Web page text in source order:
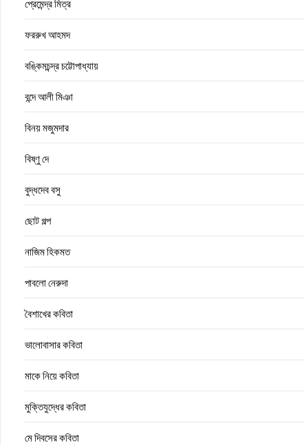
প্রেমেন্দ্র মিত্র
ফররুখ আহমদ
বঙ্কিমচন্দ্র চট্টোপাধ্যায়
বন্দে আলী মিঞা
বিনয় মজুমদার
বিষ্ণু দে
বুদ্ধদেব বসু
ছোট গল্প
নাজিম হিকমত
পাবলো নেরুদা
বৈশাখের কবিতা
ভালোবাসার কবিতা
মাকে নিয়ে কবিতা
মুক্তিযুদ্ধের কবিতা
মে দিবসের কবিতা